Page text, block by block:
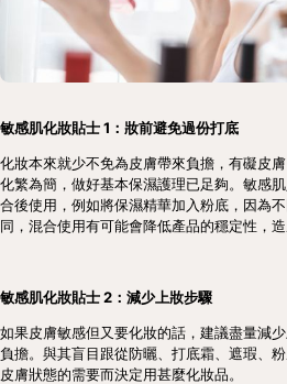
敏感肌化妝貼士 1：妝前避免過份打底
化妝本來就少不免為皮膚帶來負擔，有礙皮
化繁為簡，做好基本保濕護理已足夠。敏感
合後使用，例如將保濕精華加入粉底，因為
同，混合使用有可能會降低產品的穩定性，造
敏感肌化妝貼士 2：減少上妝步驟
如果皮膚敏感但又要化妝的話，建議盡量減
負擔。與其盲目跟從防曬、打底霜、遮瑕、
皮膚狀態的需要而決定用甚麼化妝品。